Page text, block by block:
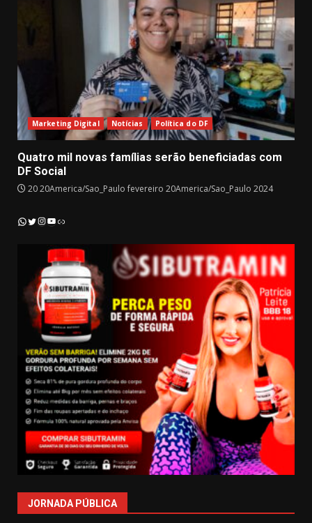
Marketing Digital Notícias Política do DF
Quatro mil novas famílias serão beneficiadas com
DF Social
20 20America/Sao_Paulo fevereiro 20America/Sao_Paulo 2024
WhatsApp
Twitter
Instagram
YouTube
Link
JORNADA PÚBLICA